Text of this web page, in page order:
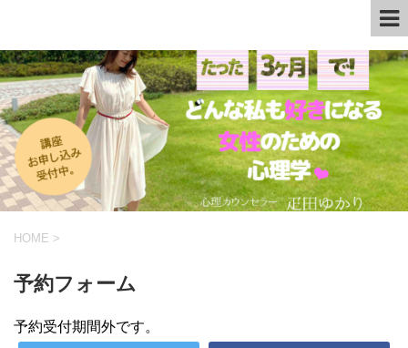
HOME >
予約フォーム
予約受付期間外です。